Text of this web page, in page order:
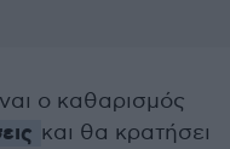
ο καθαρισμός
και θα κρατήσει